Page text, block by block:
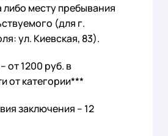
либо месту пребывания
(для г.
ул. Киевская, 83).
от 1200 руб. в
от категории***
заключения – 12